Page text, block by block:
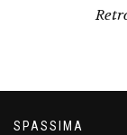
SPASSIMA